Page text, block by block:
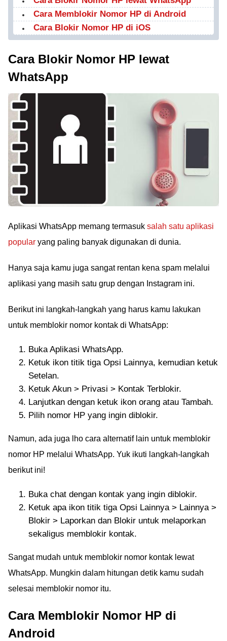
Cara Memblokir Nomor HP di Android
Cara Blokir Nomor HP di iOS
Cara Blokir Nomor HP lewat
WhatsApp
Aplikasi WhatsApp memang termasuk salah satu aplikasi
popular yang paling banyak digunakan di dunia.
Hanya saja kamu juga sangat rentan kena spam melalui
aplikasi yang masih satu grup dengan Instagram ini.
Berikut ini langkah-langkah yang harus kamu lakukan
untuk memblokir nomor kontak di WhatsApp:
Buka Aplikasi WhatsApp.
Ketuk ikon titik tiga Opsi Lainnya, kemudian ketuk
Setelan.
Ketuk Akun > Privasi > Kontak Terblokir.
Lanjutkan dengan ketuk ikon orang atau Tambah.
Pilih nomor HP yang ingin diblokir.
Namun, ada juga lho cara alternatif lain untuk memblokir
nomor HP melalui WhatsApp. Yuk ikuti langkah-langkah
berikut ini!
Buka chat dengan kontak yang ingin diblokir.
Ketuk apa ikon titik tiga Opsi Lainnya > Lainnya >
Blokir > Laporkan dan Blokir untuk melaporkan
sekaligus memblokir kontak.
Sangat mudah untuk memblokir nomor kontak lewat
WhatsApp. Mungkin dalam hitungan detik kamu sudah
selesai memblokir nomor itu.
Cara Memblokir Nomor HP di
Android